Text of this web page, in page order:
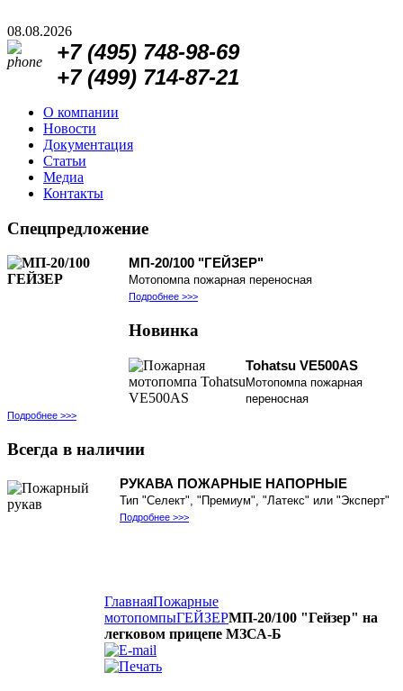
08.08.2026
+7 (495) 748-98-69
+7 (499) 714-87-21
О компании
Новости
Документация
Статьи
Медиа
Контакты
Спецпредложение
МП-20/100 "ГЕЙЗЕР"
Мотопомпа пожарная переносная
Подробнее >>>
Новинка
Tohatsu VE500AS
Мотопомпа пожарная
переносная
Подробнее >>>
Всегда в наличии
РУКАВА ПОЖАРНЫЕ НАПОРНЫЕ
Тип "Селект", "Премиум", "Латекс" или "Эксперт"
Подробнее >>>
ГлавнаяПожарные
мотопомпыГЕЙЗЕРМП-20/100 "Гейзер" на
легковом прицепе МЗСА-Б